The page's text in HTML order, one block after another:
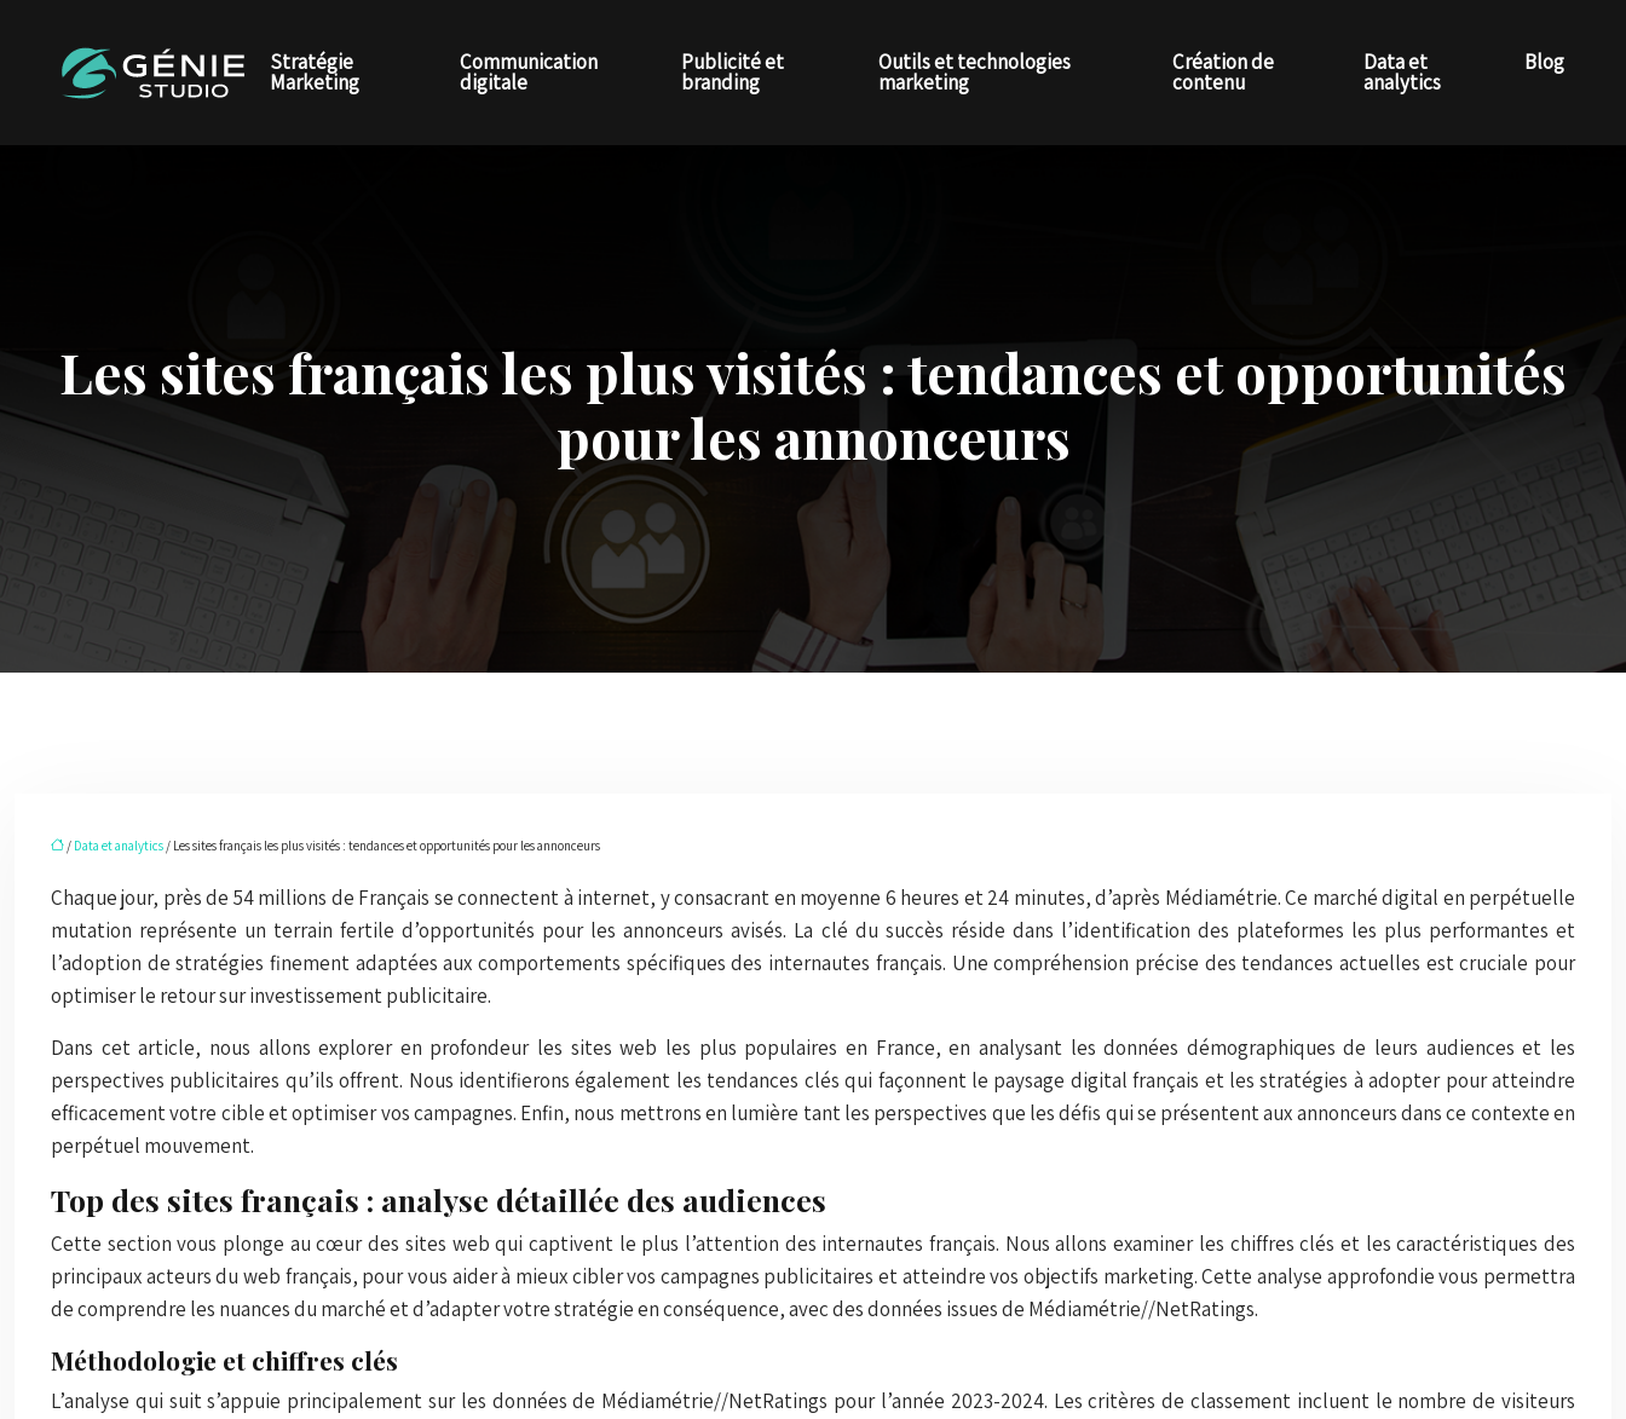
Stratégie
Marketing
Communication
digitale
Publicité et
branding
Outils et technologies
marketing
Création de
contenu
Data et
analytics
Blog
Les sites français les plus visités : tendances et opportunités
pour les annonceurs
/ Data et analytics / Les sites français les plus visités : tendances et opportunités pour les annonceurs
Chaque jour, près de 54 millions de Français se connectent à internet, y consacrant en moyenne 6 heures et 24 minutes, d’après Médiamétrie. Ce marché digital en perpétuelle
mutation représente un terrain fertile d’opportunités pour les annonceurs avisés. La clé du succès réside dans l’identification des plateformes les plus performantes et
l’adoption de stratégies finement adaptées aux comportements spécifiques des internautes français. Une compréhension précise des tendances actuelles est cruciale pour
optimiser le retour sur investissement publicitaire.
Dans cet article, nous allons explorer en profondeur les sites web les plus populaires en France, en analysant les données démographiques de leurs audiences et les
perspectives publicitaires qu’ils offrent. Nous identifierons également les tendances clés qui façonnent le paysage digital français et les stratégies à adopter pour atteindre
efficacement votre cible et optimiser vos campagnes. Enfin, nous mettrons en lumière tant les perspectives que les défis qui se présentent aux annonceurs dans ce contexte en
perpétuel mouvement.
Top des sites français : analyse détaillée des audiences
Cette section vous plonge au cœur des sites web qui captivent le plus l’attention des internautes français. Nous allons examiner les chiffres clés et les caractéristiques des
principaux acteurs du web français, pour vous aider à mieux cibler vos campagnes publicitaires et atteindre vos objectifs marketing. Cette analyse approfondie vous permettra
de comprendre les nuances du marché et d’adapter votre stratégie en conséquence, avec des données issues de Médiamétrie//NetRatings.
Méthodologie et chiffres clés
L’analyse qui suit s’appuie principalement sur les données de Médiamétrie//NetRatings pour l’année 2023-2024. Les critères de classement incluent le nombre de visiteurs